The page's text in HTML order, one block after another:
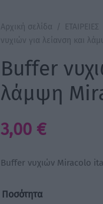
Αρχική σελίδα / ΕΤΑΙΡΕΙΕΣ
νυχιών για λείανση και
Buffer
λάμψη
3,00 €
Buffer νυχιών Miracolo
Ποσότητα